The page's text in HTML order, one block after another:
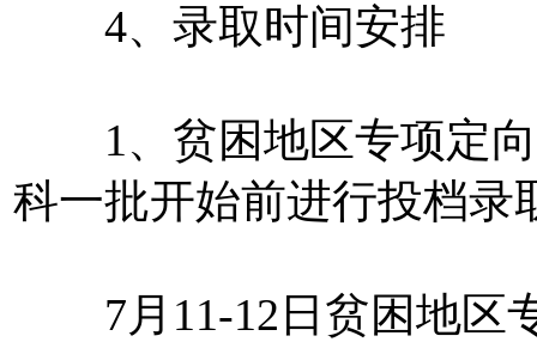
4、录取时间安排
1、贫困地区专项定向
科一批开始前进行投档录
7月11-12日贫困地区